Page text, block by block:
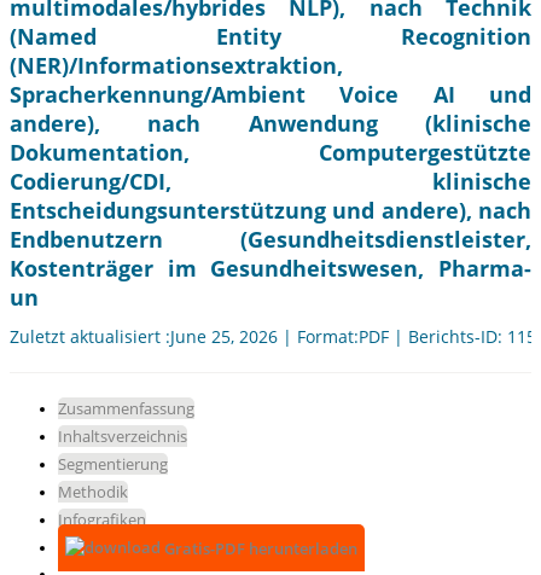
multimodales/hybrides NLP), nach Technik
(Named Entity Recognition
(NER)/Informationsextraktion,
Spracherkennung/Ambient Voice AI und
andere), nach Anwendung (klinische
Dokumentation, Computergestützte
Codierung/CDI, klinische
Entscheidungsunterstützung und andere), nach
Endbenutzern (Gesundheitsdienstleister,
Kostenträger im Gesundheitswesen, Pharma-
un
Zuletzt aktualisiert :June 25, 2026 | Format:PDF | Berichts-ID:
Zusammenfassung
Inhaltsverzeichnis
Segmentierung
Methodik
Infografiken
Gratis-PDF herunterladen